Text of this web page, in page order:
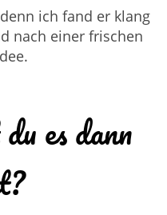
ich fand er klang
nach einer frischen
es dann